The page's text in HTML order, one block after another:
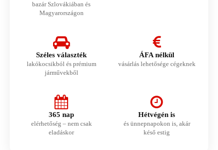
bazár Szlovákiában és
Magyarországon
Széles választék
lakókocsikból és prémium
járművekből
ÁFA nélkül
vásárlás lehetősége cégeknek
365 nap
elérhetőség – nem csak
eladáskor
Hétvégén is
és ünnepnapokon is, akár
késő estig